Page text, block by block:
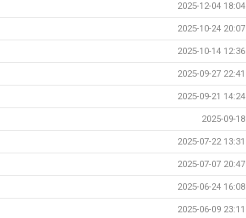
2025-12-04 18:04
2025-10-24 20:07
2025-10-14 12:36
2025-09-27 22:41
2025-09-21 14:24
2025-09-18
2025-07-22 13:31
2025-07-07 20:47
2025-06-24 16:08
2025-06-09 23:11